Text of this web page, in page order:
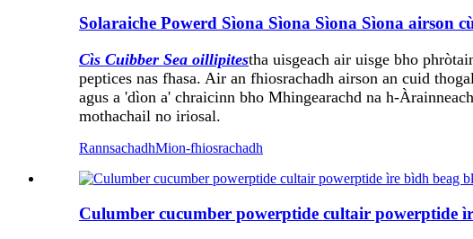
Solaraiche Powerd Sìona Sìona Sìona Sìona airson
Cìs Cuibber Sea oillipitestha uisgeach air uisge bho
peptices nas fhasa. Air an fhiosrachadh airson an cuid
agus a 'dìon a' chraicinn bho Mhingearachd na h-
mothachail no iriosal.
RannsachadhMion-fhiosrachadh
Culumber cucumber powerptide cultair powerptide